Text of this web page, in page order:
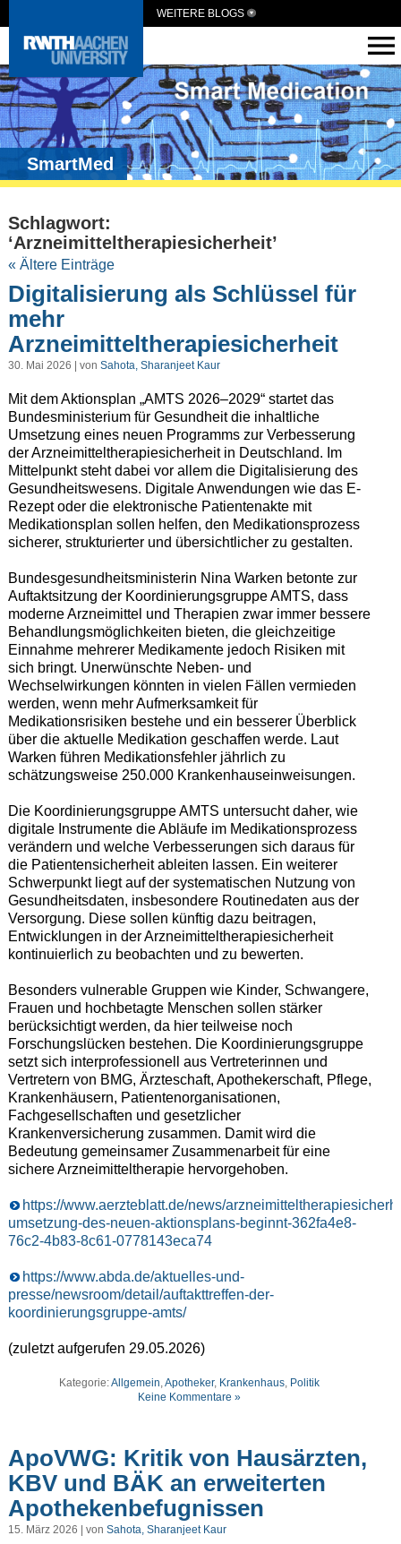
WEITERE BLOGS
SmartMed
Schlagwort:
‘Arzneimitteltherapiesicherheit’
« Ältere Einträge
Digitalisierung als Schlüssel für
mehr
Arzneimitteltherapiesicherheit
30. Mai 2026 | von Sahota, Sharanjeet Kaur
Mit dem Aktionsplan „AMTS 2026–2029“ startet das
Bundesministerium für Gesundheit die inhaltliche
Umsetzung eines neuen Programms zur Verbesserung
der Arzneimitteltherapiesicherheit in Deutschland. Im
Mittelpunkt steht dabei vor allem die Digitalisierung des
Gesundheitswesens. Digitale Anwendungen wie das E-
Rezept oder die elektronische Patientenakte mit
Medikationsplan sollen helfen, den Medikationsprozess
sicherer, strukturierter und übersichtlicher zu gestalten.
Bundesgesundheitsministerin Nina Warken betonte zur
Auftaktsitzung der Koordinierungsgruppe AMTS, dass
moderne Arzneimittel und Therapien zwar immer bessere
Behandlungsmöglichkeiten bieten, die gleichzeitige
Einnahme mehrerer Medikamente jedoch Risiken mit
sich bringt. Unerwünschte Neben- und
Wechselwirkungen könnten in vielen Fällen vermieden
werden, wenn mehr Aufmerksamkeit für
Medikationsrisiken bestehe und ein besserer Überblick
über die aktuelle Medikation geschaffen werde. Laut
Warken führen Medikationsfehler jährlich zu
schätzungsweise 250.000 Krankenhauseinweisungen.
Die Koordinierungsgruppe AMTS untersucht daher, wie
digitale Instrumente die Abläufe im Medikationsprozess
verändern und welche Verbesserungen sich daraus für
die Patientensicherheit ableiten lassen. Ein weiterer
Schwerpunkt liegt auf der systematischen Nutzung von
Gesundheitsdaten, insbesondere Routinedaten aus der
Versorgung. Diese sollen künftig dazu beitragen,
Entwicklungen in der Arzneimitteltherapiesicherheit
kontinuierlich zu beobachten und zu bewerten.
Besonders vulnerable Gruppen wie Kinder, Schwangere,
Frauen und hochbetagte Menschen sollen stärker
berücksichtigt werden, da hier teilweise noch
Forschungslücken bestehen. Die Koordinierungsgruppe
setzt sich interprofessionell aus Vertreterinnen und
Vertretern von BMG, Ärzteschaft, Apothekerschaft, Pflege,
Krankenhäusern, Patientenorganisationen,
Fachgesellschaften und gesetzlicher
Krankenversicherung zusammen. Damit wird die
Bedeutung gemeinsamer Zusammenarbeit für eine
sichere Arzneimitteltherapie hervorgehoben.
https://www.aerzteblatt.de/news/
umsetzung-des-neuen-aktionsplans-beginnt-362fa4e8-
76c2-4b83-8c61-0778143eca74
https://www.abda.de/aktuelles-und-
presse/newsroom/detail/auftakttreffen-der-
koordinierungsgruppe-amts/
(zuletzt aufgerufen 29.05.2026)
Kategorie:Allgemein,Apotheker, Krankenhaus, Politik
Keine Kommentare »
ApoVWG: Kritik von Hausärzten,
KBV und BÄK an erweiterten
Apothekenbefugnissen
15. März 2026 | von Sahota, Sharanjeet Kaur